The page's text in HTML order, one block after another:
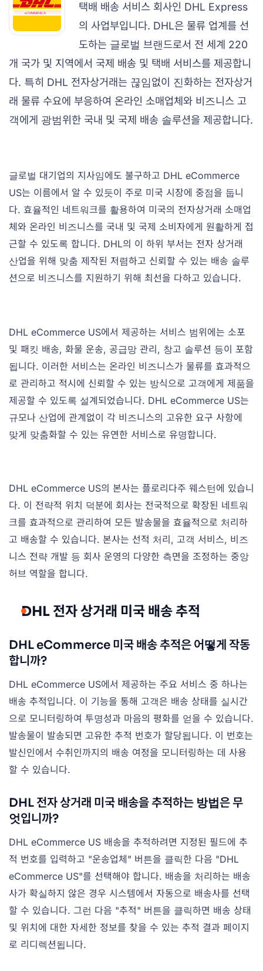
택배 배송 서비스 회사인 DHL Express
의 사업부입니다. DHL은 물류 업계를 선
도하는 글로벌 브랜드로서 전 세계 220
개 국가 및 지역에서 국제 배송 및 택배 서비스를 제공합니
다. 특히 DHL 전자상거래는 끊임없이 진화하는 전자상거
래 물류 수요에 부응하여 온라인 소매업체와 비즈니스 고
객에게 광범위한 국내 및 국제 배송 솔루션을 제공합니다.
글로벌 대기업의 지사임에도 불구하고 DHL eCommerce
US는 이름에서 알 수 있듯이 주로 미국 시장에 중점을 둡니
다. 효율적인 네트워크를 활용하여 미국의 전자상거래 소매업
체와 온라인 비즈니스를 국내 및 국제 소비자에게 원활하게 접
근할 수 있도록 합니다. DHL의 이 하위 부서는 전자 상거래
산업을 위해 맞춤 제작된 저렴하고 신뢰할 수 있는 배송 솔루
션으로 비즈니스를 지원하기 위해 최선을 다하고 있습니다.
DHL eCommerce US에서 제공하는 서비스 범위에는 소포
및 패킷 배송, 화물 운송, 공급망 관리, 창고 솔루션 등이 포함
됩니다. 이러한 서비스는 온라인 비즈니스가 물류를 효과적으
로 관리하고 적시에 신뢰할 수 있는 방식으로 고객에게 제품을
제공할 수 있도록 설계되었습니다. DHL eCommerce US는
규모나 산업에 관계없이 각 비즈니스의 고유한 요구 사항에
맞게 맞춤화할 수 있는 유연한 서비스로 유명합니다.
DHL eCommerce US의 본사는 플로리다주 웨스턴에 있습니
다. 이 전략적 위치 덕분에 회사는 전국적으로 확장된 네트워
크를 효과적으로 관리하여 모든 발송물을 효율적으로 처리하
고 배송할 수 있습니다. 본사는 선적 처리, 고객 서비스, 비즈
니스 전략 개발 등 회사 운영의 다양한 측면을 조정하는 중앙
허브 역할을 합니다.
DHL 전자 상거래 미국 배송 추적
DHL eCommerce 미국 배송 추적은 어떻게 작동
합니까?
DHL eCommerce US에서 제공하는 주요 서비스 중 하나는
배송 추적입니다. 이 기능을 통해 고객은 배송 상태를 실시간
으로 모니터링하여 투명성과 마음의 평화를 얻을 수 있습니다.
발송물이 발송되면 고유한 추적 번호가 할당됩니다. 이 번호는
발신인에서 수취인까지의 배송 여정을 모니터링하는 데 사용
할 수 있습니다.
DHL 전자 상거래 미국 배송을 추적하는 방법은 무
엇입니까?
DHL eCommerce US 배송을 추적하려면 지정된 필드에 추
적 번호를 입력하고 "운송업체" 버튼을 클릭한 다음 "DHL
eCommerce US"를 선택해야 합니다. 배송을 처리하는 배송
사가 확실하지 않은 경우 시스템에서 자동으로 배송사를 선택
할 수 있습니다. 그런 다음 "추적" 버튼을 클릭하면 배송 상태
및 위치에 대한 자세한 정보를 찾을 수 있는 추적 결과 페이지
로 리디렉션됩니다.